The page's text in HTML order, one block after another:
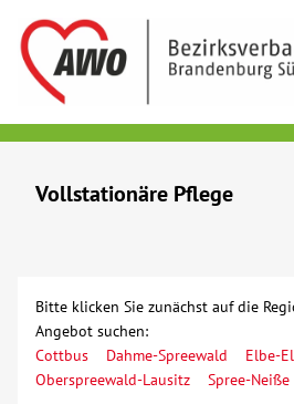
Kurzzeitpflege
Vollstationäre Pflege
Bitte klicken Sie zunächst auf die
Angebot suchen:
Cottbus
Dahme-Spreewald
Elbe-
Oberspreewald-Lausitz
Spree-Neiße